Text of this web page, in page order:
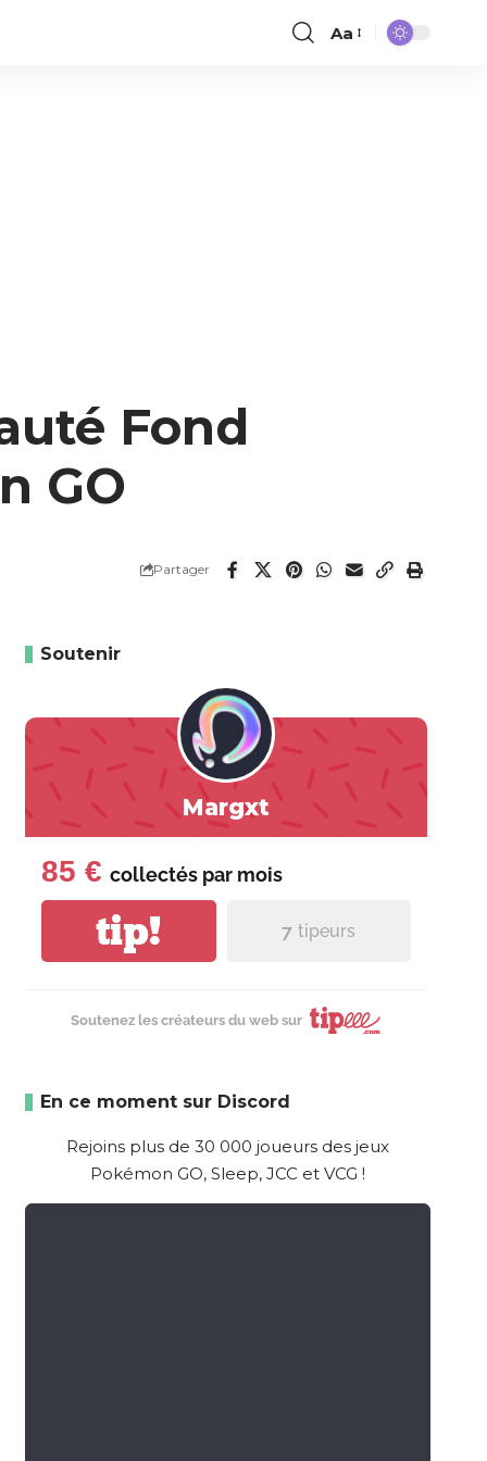
Aa
Fond
GO
Partager
Soutenir
Margxt
85 € collectés par mois
tip! 7 tipeurs
Soutenez les créateurs du web sur
En ce moment sur Discord
Rejoins plus de 30 000 joueurs des jeux
Pokémon GO, Sleep, JCC et VCG !